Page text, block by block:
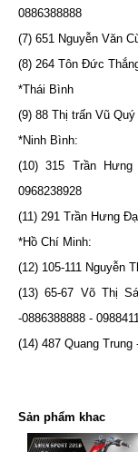
0886388888
(7) 651 Nguyễn Văn
(8) 264 Tôn Đức
*Thái Bình
(9) 88 Thị trấn Vũ
*Ninh Bình:
(10) 315 Trần
0968238928
(11) 291 Trần Hưng
*Hồ Chí Minh:
(12) 105-111 Nguyễn
(13) 65-67 Võ Thị
-0886388888 -
(14) 487 Quang Trung
Sản phẩm khac